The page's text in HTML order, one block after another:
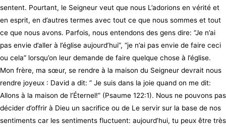
sentent. Pourtant, le Seigneur veut que nous L’adorions en vérité et
en esprit, en d’autres termes avec tout ce que nous sommes et tout
ce que nous avons. Parfois, nous entendons des gens dire: “Je n’ai
pas envie d’aller à l’église aujourd’hui”, “je n’ai pas envie de faire ceci
ou cela” lorsqu’on leur demande de faire quelque chose à l’église.
Mon frère, ma sœur, se rendre à la maison du Seigneur devrait nous
rendre joyeux : David a dit: ” Je suis dans la joie quand on me dit:
Allons à la maison de l’Éternel!” (Psaume 122:1). Nous ne pouvons pas
décider d’offrir à Dieu un sacrifice ou de Le servir sur la base de nos
sentiments car les sentiments fluctuent: aujourd’hui, tu peux être très